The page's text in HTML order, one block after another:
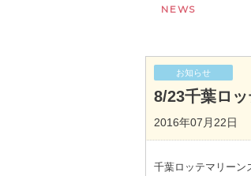
NEWS
お知らせ
8/23千葉ロ
2016年07月22日
千葉ロッテマリーン